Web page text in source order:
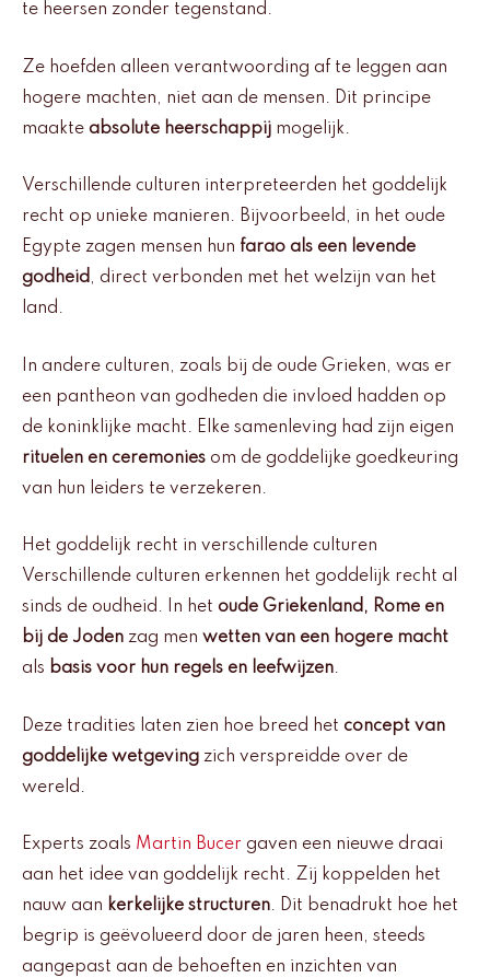
te heersen zonder tegenstand.
Ze hoefden alleen verantwoording af te leggen aan
hogere machten, niet aan de mensen. Dit principe
maakte absolute heerschappij mogelijk.
Verschillende culturen interpreteerden het goddelijk
recht op unieke manieren. Bijvoorbeeld, in het oude
Egypte zagen mensen hun farao als een levende
godheid , direct verbonden met het welzijn van het
land.
In andere culturen, zoals bij de oude Grieken, was er
een pantheon van godheden die invloed hadden op
de koninklijke macht. Elke samenleving had zijn eigen
rituelen en ceremonies om de goddelijke goedkeuring
van hun leiders te verzekeren.
Het goddelijk recht in verschillende culturen
Verschillende culturen erkennen het goddelijk recht al
sinds de oudheid. In het oude Griekenland, Rome en
bij de Joden zag men wetten van een hogere macht
als basis voor hun regels en leefwijzen.
Deze tradities laten zien hoe breed het concept van
goddelijke wetgeving zich verspreidde over de
wereld.
Experts zoals Martin Bucer gaven een nieuwe draai
aan het idee van goddelijk recht. Zij koppelden het
nauw aan kerkelijke structuren. Dit benadrukt hoe het
begrip is geëvolueerd door de jaren heen, steeds
aangepast aan de behoeften en inzichten van